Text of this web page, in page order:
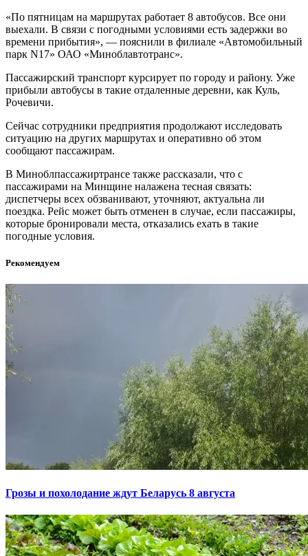
«По пятницам на маршрутах работает 8 автобусов. Все они
выехали. В связи с погодными условиями есть задержки во
времени прибытия», — пояснили в филиале «Автомобильный
парк N17» ОАО «Миноблавтотранс».
Пассажирский транспорт курсирует по городу и району. Уже
прибыли автобусы в такие отдаленные деревни, как Куль,
Рочевичи.
Сейчас сотрудники предприятия продолжают исследовать
ситуацию на других маршрутах и оперативно об этом
сообщают пассажирам.
В Миноблпассажиртрансе также рассказали, что с
пассажирами на Минщине налажена тесная связать:
диспетчеры всех обзванивают, уточняют, актуальна ли
поездка. Рейс может быть отменен в случае, если пассажиры,
которые бронировали места, отказались ехать в такие
погодные условия.
Рекомендуем
Грозы и похолодание ждут Беларусь 8 августа